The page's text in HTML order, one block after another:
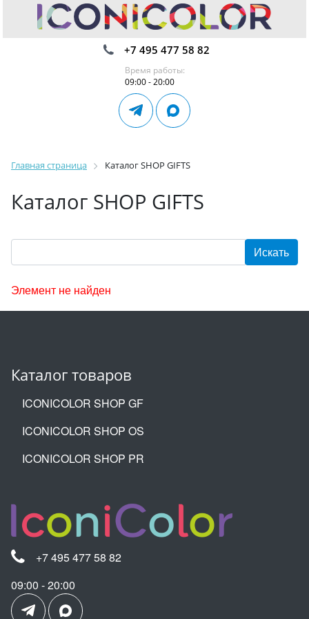
+7 495 477 58 82
Время работы:
09:00 - 20:00
Главная страница Каталог SHOP GIFTS
Каталог SHOP GIFTS
Элемент не найден
Каталог товаров
ICONICOLOR SHOP GF
ICONICOLOR SHOP OS
ICONICOLOR SHOP PR
+7 495 477 58 82
09:00 - 20:00